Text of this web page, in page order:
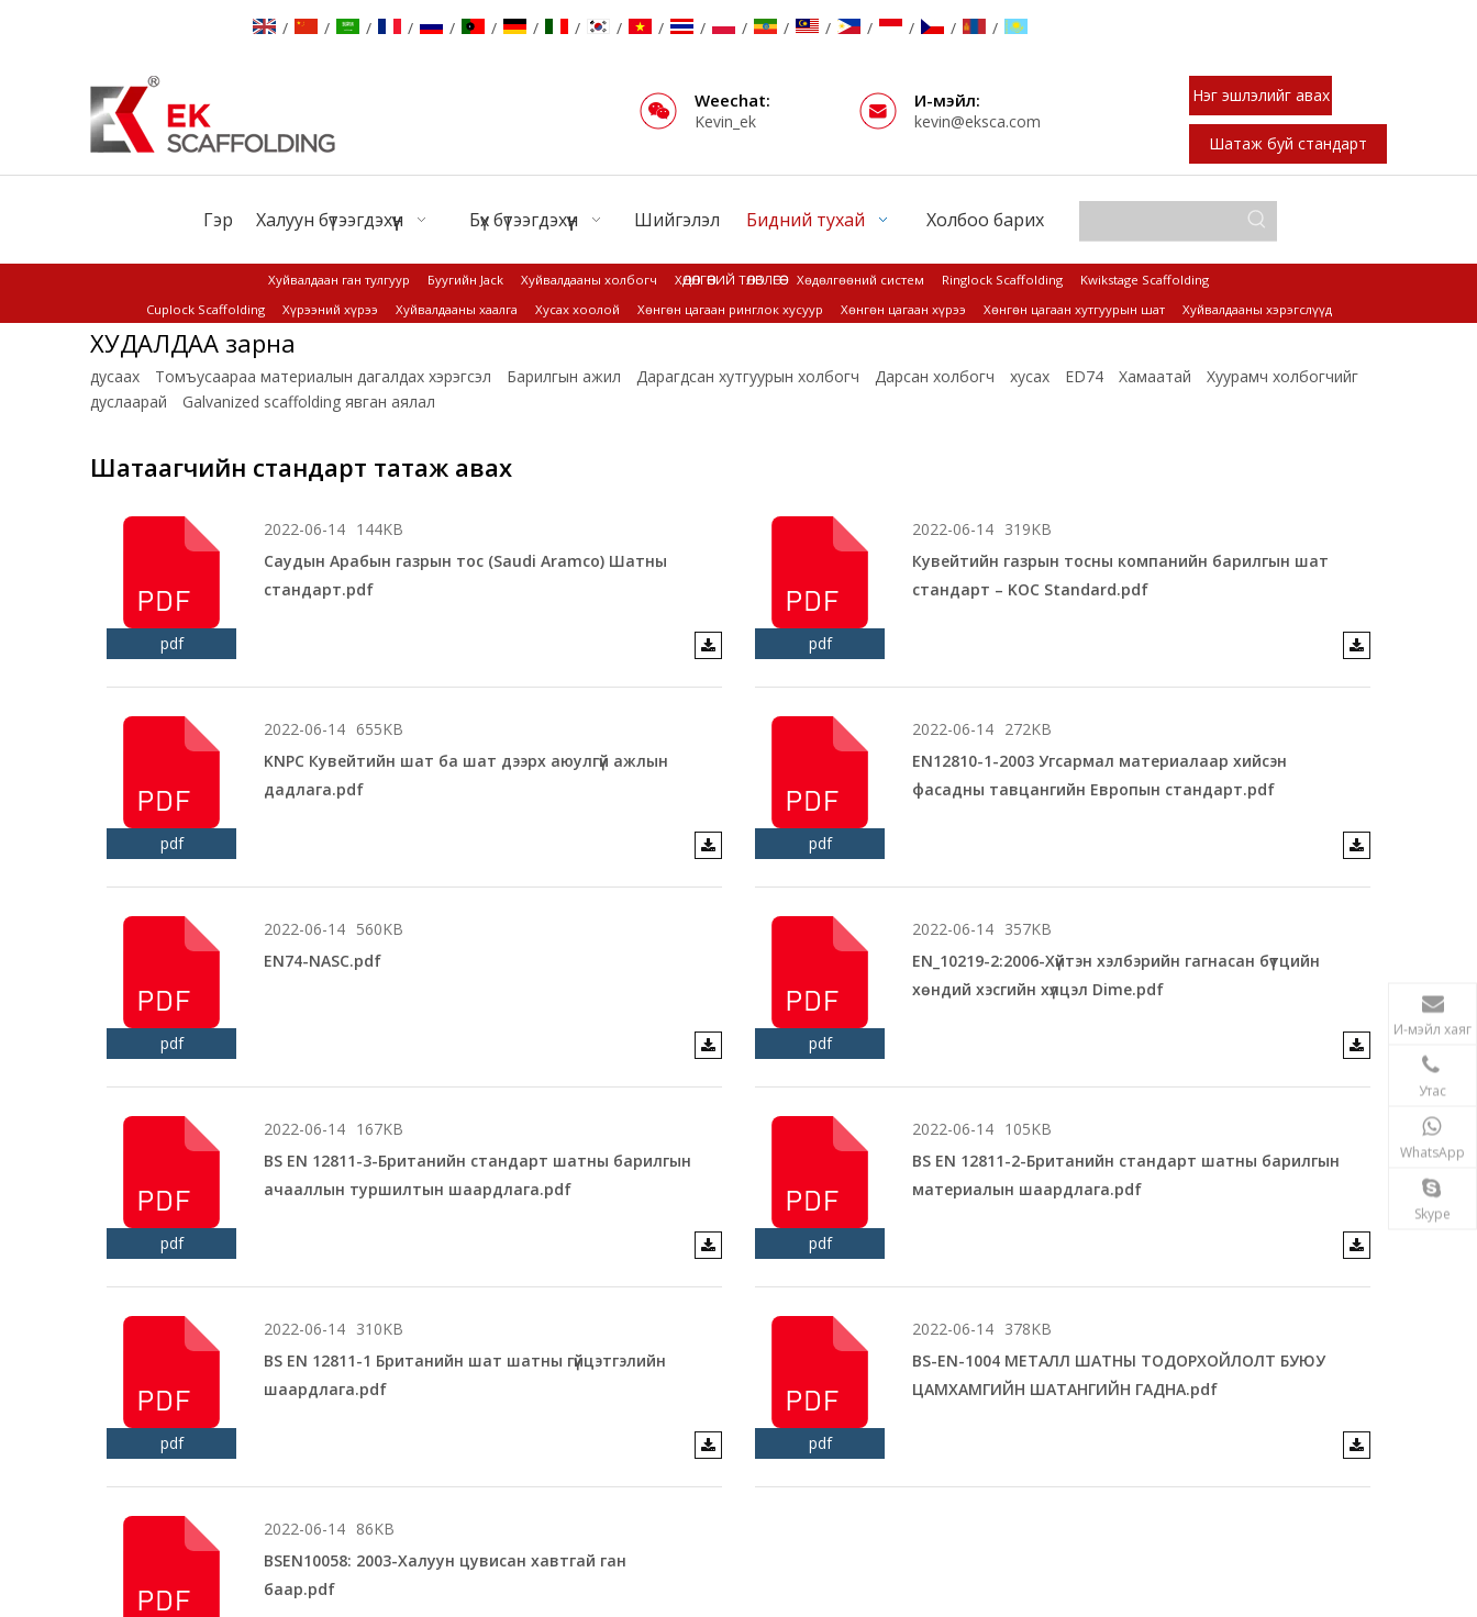
/ / / / / / / / / / / / / / / / / /
И-мэйл хаяг
Утас
WhatsApp
Skype
Weechat:
Kevin_ek
И-мэйл:
kevin@eksca.com
Нэг эшлэлийг авах
Шатаж буй стандарт
Гэр Халуун бүтээгдэхүүн Бүх бүтээгдэхүүн Шийгэлэл Бидний тухай Холбоо барих
Хуйвалдаан ган тулгуур Буугийн Jack Хуйвалдааны холбогч ХӨДӨЛГӨӨНИЙ ТӨЛӨВЛӨГӨӨ Хөдөлгөөний систем Ringlock Scaffolding
Kwikstage Scaffolding
Cuplock Scaffolding
Хүрээний хүрээ Хуйвалдааны хаалга Хусах хоолой Хөнгөн цагаан ринглок хусуур Хөнгөн цагаан хүрээ Хөнгөн цагаан хутгуурын шат Хуйвалдааны хэрэгслүүд
ХУДАЛДАА зарна
дусаах Томъусаараа материалын дагалдах хэрэгсэл Барилгын ажил Дарагдсан хутгуурын холбогч Дарсан холбогч хусах ED74 Хамаатай
Хуурамч холбогчийг
дуслаарай
Galvanized scaffolding явган аялал
Шатаагчийн стандарт татаж авах
pdf
2022-06-14 144KB
Саудын Арабын газрын тос (Saudi Aramco) Шатны
стандарт.pdf
pdf
2022-06-14 319KB
Кувейтийн газрын тосны компанийн барилгын шат
стандарт – KOC Standard.pdf
pdf
2022-06-14 655KB
KNPC Кувейтийн шат ба шат дээрх аюулгүй ажлын
дадлага.pdf
pdf
2022-06-14 272KB
EN12810-1-2003 Угсармал материалаар хийсэн
фасадны тавцангийн Европын стандарт.pdf
pdf
2022-06-14 560KB
EN74-NASC.pdf
pdf
2022-06-14 357KB
EN_10219-2:2006-Хүйтэн хэлбэрийн гагнасан бүтцийн
хөндий хэсгийн хүлцэл Dime.pdf
pdf
2022-06-14 167KB
BS EN 12811-3-Британийн стандарт шатны барилгын
ачааллын туршилтын шаардлага.pdf
pdf
2022-06-14 105KB
BS EN 12811-2-Британийн стандарт шатны барилгын
материалын шаардлага.pdf
pdf
2022-06-14 310KB
BS EN 12811-1 Британийн шат шатны гүйцэтгэлийн
шаардлага.pdf
pdf
2022-06-14 378KB
BS-EN-1004 МЕТАЛЛ ШАТНЫ ТОДОРХОЙЛОЛТ БУЮУ
ЦАМХАМГИЙН ШАТАНГИЙН ГАДНА.pdf
2022-06-14 86KB
BSEN10058: 2003-Халуун цувисан хавтгай ган
баар.pdf